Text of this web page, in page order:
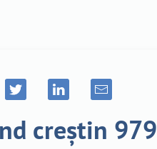
creștin 979